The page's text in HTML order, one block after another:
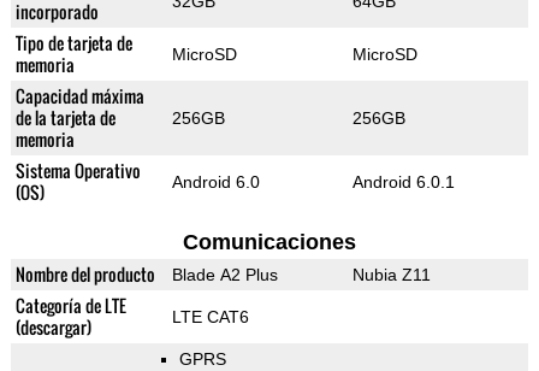
incorporado
Tipo de tarjeta de
memoria
MicroSD MicroSD
Capacidad máxima
de la tarjeta de
memoria
256GB 256GB
Sistema Operativo
(OS)
Android 6.0 Android 6.0.1
Comunicaciones
Nombre del producto Blade A2 Plus Nubia Z11
Categoría de LTE
(descargar)
LTE CAT6
GPRS